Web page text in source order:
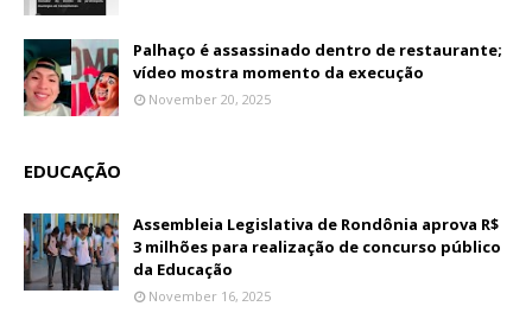
Palhaço é assassinado dentro de restaurante;
vídeo mostra momento da execução
November 20, 2025
EDUCAÇÃO
Assembleia Legislativa de Rondônia aprova R$
3 milhões para realização de concurso público
da Educação
November 16, 2025